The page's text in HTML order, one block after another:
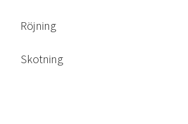
Röjning
Skotning